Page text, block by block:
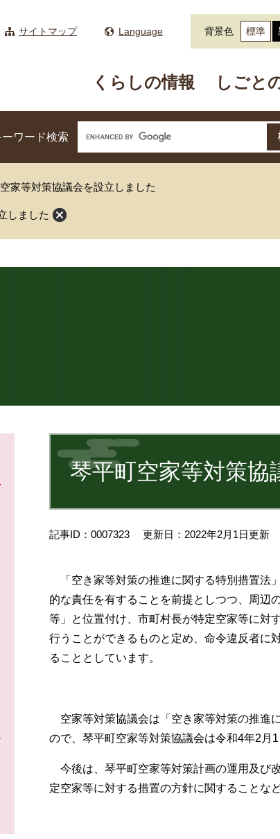
サイトマップ Language 背景色 標準
くらしの情報 しごと
ーワード検索
家等対策協議会を設立しました
しました
文
琴平町空家等対策協
記事ID：0007323 更新日：2022年2月1日更新
「空き家等対策の推進に関する特別措置法
的な責任を有することを前提としつつ、周辺
等」と位置付け、市町村長が特定空家等に対
行うことができるものと定め、命令違反者に
ることとしています。
空家等対策協議会は「空き家等対策の推進
ので、琴平町空家等対策協議会は令和4年2月
今後は、琴平町空家等対策計画の運用及び
定空家等に対する措置の方針に関することな